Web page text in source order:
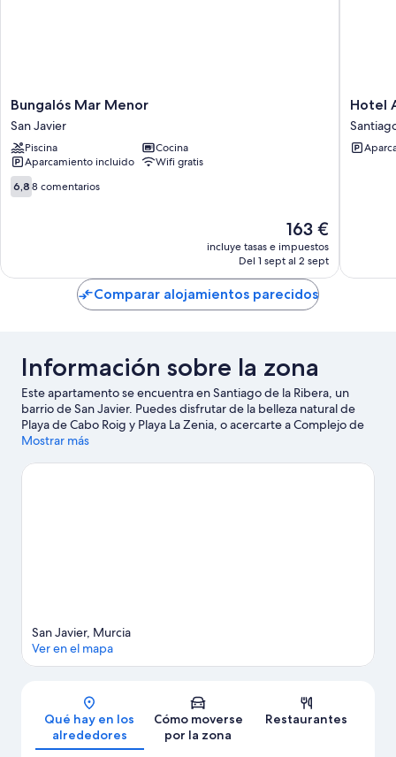
Bungalós
Mar
Menor
San
Javier
Bungalós Mar Menor
San Javier
Piscina
Cocina
Aparcamiento incluido
Wifi gratis
6.8
sobre
6,8 8 comentarios
El
precio
actual
de
163 €
163 €
incluye tasas e impuestos
Del 1 sept al 2 sept
Hotel
Playa
by
Hotel
Comparar alojamientos parecidos
Información sobre la zona
Este apartamento se encuentra en Santiago de la Ribera, un
barrio de San Javier. Puedes disfrutar de la belleza natural de
Playa de Cabo Roig y Playa La Zenia, o acercarte a Complejo de
golf Mar Menor si deseas realizar alguna actividad.
Mostrar más
Mapa
San Javier, Murcia
Ver en el mapa
Qué hay en los
alrededores
Cómo moverse
por la zona
Restaurantes